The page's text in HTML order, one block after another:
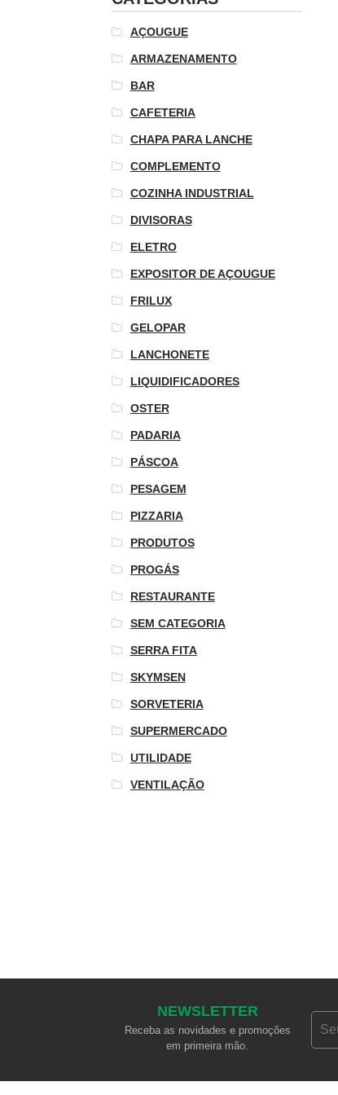
AÇOUGUE
ARMAZENAMENTO
BAR
CAFETERIA
CHAPA PARA LANCHE
COMPLEMENTO
COZINHA INDUSTRIAL
DIVISORAS
ELETRO
EXPOSITOR DE AÇOUGUE
FRILUX
GELOPAR
LANCHONETE
LIQUIDIFICADORES
OSTER
PADARIA
PÁSCOA
PESAGEM
PIZZARIA
PRODUTOS
PROGÁS
RESTAURANTE
SEM CATEGORIA
SERRA FITA
SKYMSEN
SORVETERIA
SUPERMERCADO
UTILIDADE
VENTILAÇÃO
NEWSLETTER
Receba as novidades e promoções
em primeira mão.